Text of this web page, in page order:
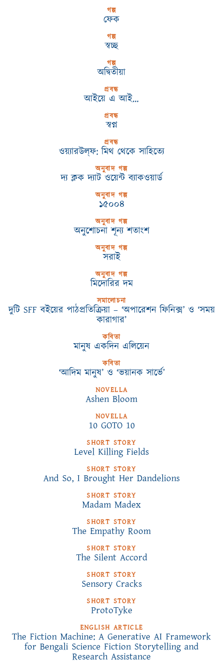
গল্প
ফেক
গল্প
স্বচ্ছ
গল্প
অদ্বিতীয়া
প্রবন্ধ
আইয়ে এ আই…
প্রবন্ধ
স্বপ্ন
প্রবন্ধ
ওয়্যারউল্‌ফ: মিথ থেকে সাহিত্যে
অনুবাদ গল্প
দ্য ক্লক দ্যাট ওয়েন্ট ব্যাকওয়ার্ড
অনুবাদ গল্প
১৫০০৪
অনুবাদ গল্প
অনুশোচনা শূন্য শতাংশ
অনুবাদ গল্প
সরাই
অনুবাদ গল্প
মিদোরির দম
সমালোচনা
দুটি SFF বইয়ের পাঠপ্রতিক্রিয়া – ‘অপারেশন ফিনিক্স’ ও ‘সময়
কারাগার’
কবিতা
মানুষ একদিন এলিয়েন
কবিতা
‘আদিম মানুষ’ ও ‘ভয়ানক সার্ভে’
NOVELLA
Ashen Bloom
NOVELLA
10 GOTO 10
SHORT STORY
Level Killing Fields
SHORT STORY
And So, I Brought Her Dandelions
SHORT STORY
Madam Madex
SHORT STORY
The Empathy Room
SHORT STORY
The Silent Accord
SHORT STORY
Sensory Cracks
SHORT STORY
ProtoTyke
ENGLISH ARTICLE
The Fiction Machine: A Generative AI Framework
for Bengali Science Fiction Storytelling and
Research Assistance